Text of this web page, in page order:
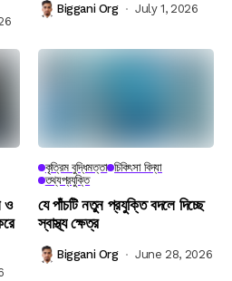
Biggani Org July 1, 2026
ও
কৃত্রিম বুদ্ধিমত্তা চিকিৎসা বিদ্যা
তথ্যপ্রযুক্তি
যে পাঁচটি নতুন প্রযুক্তি বদলে দিচ্ছে
স্বাস্থ্য ক্ষেত্র
Biggani Org June 28, 2026